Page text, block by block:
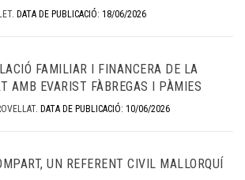
. DATA DE PUBLICACIÓ: 18/06/2026
FAMILIAR I FINANCERA DE LA
AMB EVARIST FÀBREGAS I PÀMIES
. DATA DE PUBLICACIÓ: 10/06/2026
UN REFERENT CIVIL MALLORQUÍ